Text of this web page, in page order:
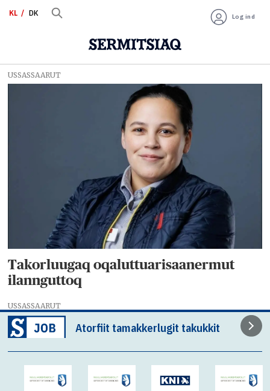
KL DK Log ind
Tag:
niuernermik
ingerlatsineq
USSASSAARUT
Takorluugaq oqaluttuarisaanermut
ilannguttoq
USSASSAARUT
Atorfiit tamakkerlugit takukkit